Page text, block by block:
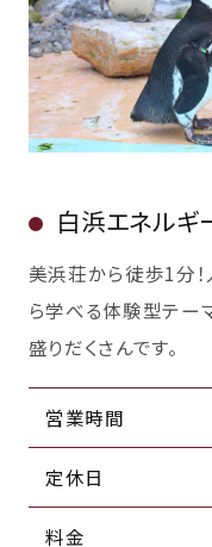
白浜エネルギ
美浜荘から徒歩1分
ら学べる体験型テー
盛りだくさんです。
営業時間
定休日
料金